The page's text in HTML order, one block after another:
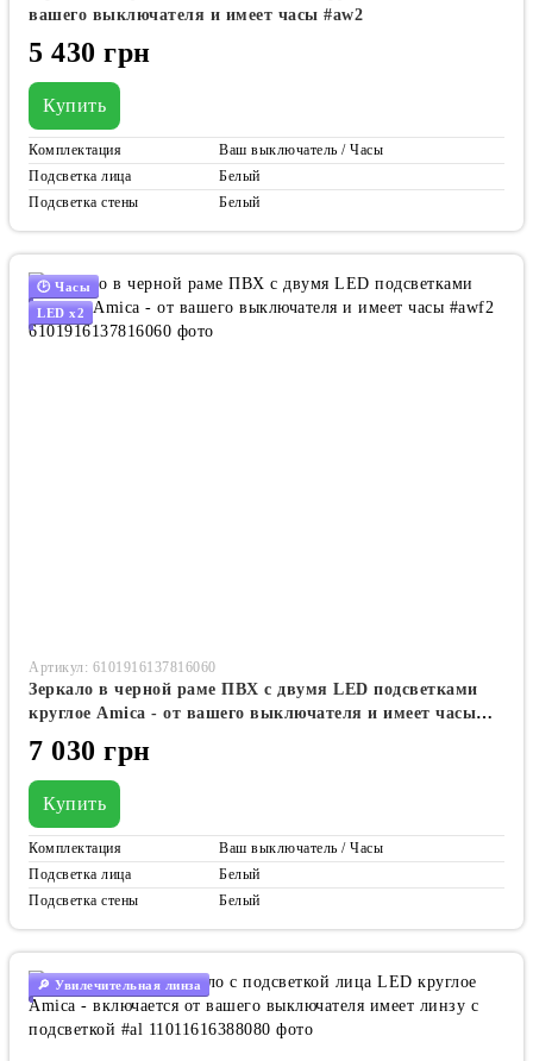
вашего выключателя и имеет часы #aw2
5 430 грн
Купить
Комплектация
Ваш выключатель / Часы
Подсветка лица
Белый
Подсветка стены
Белый
🕑 Часы
LED x2
Артикул: 6101916137816060
Зеркало в черной раме ПВХ с двумя LED подсветками
круглое Amica - от вашего выключателя и имеет часы
#awf2
7 030 грн
Купить
Комплектация
Ваш выключатель / Часы
Подсветка лица
Белый
Подсветка стены
Белый
🔎 Увилечительная линза